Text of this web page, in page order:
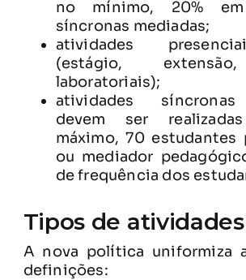
no mínimo, 20% em
síncronas mediadas;
atividades
(estágio,
laboratoriais);
atividades síncronas
devem ser
máximo, 70 estudantes
ou mediador
de frequência dos
Tipos de atividades
A nova política uniformiza
definições: